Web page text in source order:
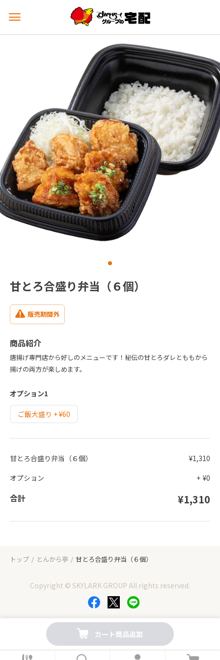
メ
ュ
甘とろ合盛り弁当（６個）
販売期間外
商品紹介
唐揚げ専門店から好しのメニューです！秘伝の甘とろダレとももから
揚げの両方が楽しめます。
オプション1
ご飯大盛り + ¥60
甘とろ合盛り弁当（６個）
¥1,310
オプション
+ ¥0
合計 ¥1,310
トップ とんから亭 甘とろ合盛り弁当（６個）
Copyright © SKYLARK GROUP All rights reserved.
カート商品追加